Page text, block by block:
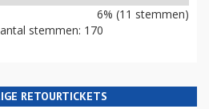
6% (11 stemmen)
stemmen: 170
RETOURTICKETS